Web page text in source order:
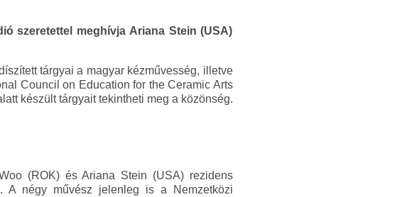
szeretettel meghívja Ariana Stein (USA)
tárgyai a magyar kézművesség, illetve
Council on Education for the Ceramic Arts
készült tárgyait tekintheti meg a közönség.
(ROK) és Ariana Stein (USA) rezidens
A négy művész jelenleg is a Nemzetközi